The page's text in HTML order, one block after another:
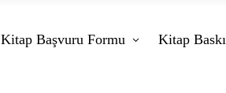
Kitap Başvuru Formu Kitap Baskı